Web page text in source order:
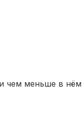
чем меньше в нём